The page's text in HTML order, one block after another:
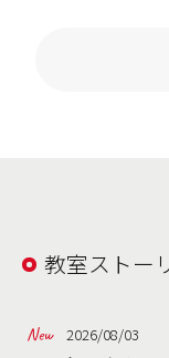
教室ストー
2026/08/03